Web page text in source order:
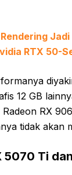
RTX 50-
12 GB
RX
tidak akan
5070 Ti